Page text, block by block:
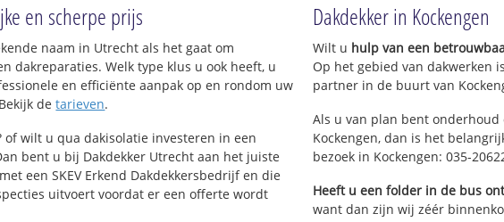
Polder Groot Oud Aa
Polder Spengen
Polder Kockengen
Dorp
Portengense Brug
Welgelegen
kwadrant Kockengen
en scherpe prijs
naam in Utrecht als het gaat om
dakreparaties. Welk type klus u ook heeft, u
en efficiënte aanpak op en rondom uw
detarieven.
of wilt u qua dakisolatie investeren in een
bent u bij Dakdekker Utrecht aan het juiste
een SKEV Erkend Dakdekkersbedrijf en die
uitvoert voordat er een offerte wordt
Dakdekker in Kockengen
Wilt u hulp van een
Op het gebied van dakwerken
partner in de buurt van
Als u van plan bent
Kockengen, dan is het
bezoek in Kockengen: 035-
Heeft u een folder in de bus
want dan zijn wij zéér